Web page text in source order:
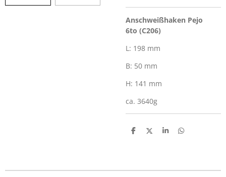
Anschweißhaken Pejo
6to (C206)
L: 198 mm
B: 50 mm
H: 141 mm
ca. 3640g
T
n
T
n
T
n
T
n